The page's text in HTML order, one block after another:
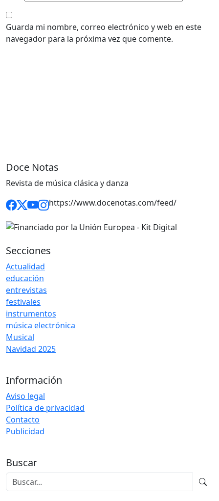
Guarda mi nombre, correo electrónico y web en este
navegador para la próxima vez que comente.
Doce Notas
Revista de música clásica y danza
https://www.docenotas.com/feed/
Secciones
Actualidad
educación
entrevistas
festivales
instrumentos
música electrónica
Musical
Navidad 2025
Información
Aviso legal
Política de privacidad
Contacto
Publicidad
Buscar